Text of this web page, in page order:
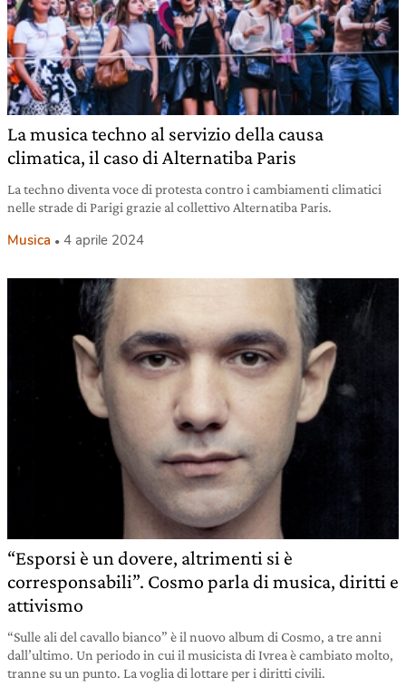
La musica techno al servizio della causa
climatica, il caso di Alternatiba Paris
La techno diventa voce di protesta contro i cambiamenti climatici
nelle strade di Parigi grazie al collettivo Alternatiba Paris.
Musica 4 aprile 2024
“Esporsi è un dovere, altrimenti si è
corresponsabili”. Cosmo parla di musica, diritti e
attivismo
“Sulle ali del cavallo bianco” è il nuovo album di Cosmo, a tre anni
dall’ultimo. Un periodo in cui il musicista di Ivrea è cambiato molto,
tranne su un punto. La voglia di lottare per i diritti civili.